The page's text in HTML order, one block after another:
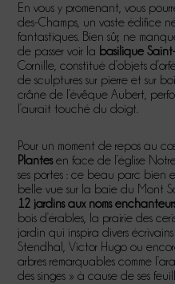
En vous y promenant, vous
des-Champs, un vaste édifice
fantastiques. Bien sûr, ne
de passer voir la basilique
Cornille, constitué d’objets
de sculptures sur pierre et sur
crâne de l’évêque Aubert,
l’aurait touché du doigt.
Pour un moment de repos au
Plantesen face de l’église
ses portes : ce beau parc bien
belle vue sur la baie du Mont
12 jardins aux noms
bois d’érables, la prairie des
jardin qui inspira divers
Stendhal, Victor Hugo ou
arbres remarquables comme
des singes » à cause de ses